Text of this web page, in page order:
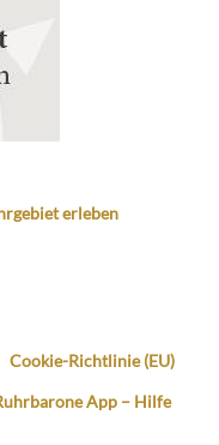
erleben
Cookie-Richtlinie (EU)
App – Hilfe